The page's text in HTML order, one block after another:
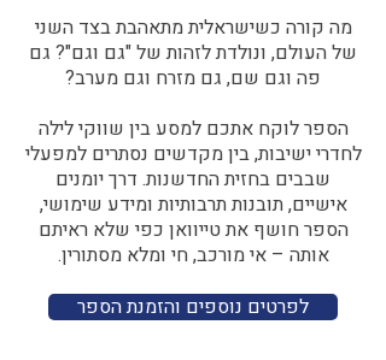
מה קורה כשישראלית מתאהבת בצד השני
של העולם, ונולדת לזהות של "גם וגם"? גם
פה וגם שם, גם מזרח וגם מערב?​​
הספר לוקח אתכם למסע בין שווקי לילה
לחדרי ישיבות, בין מקדשים נסתרים למפעלי
שבבים בחזית החדשנות. דרך יומנים
אישיים, תובנות תרבותיות ומידע שימושי,
הספר חושף את טייוואן כפי שלא ראיתם
אותה – אי מורכב, חי ומלא מסתורין.
לפרטים נוספים והזמנת הספר